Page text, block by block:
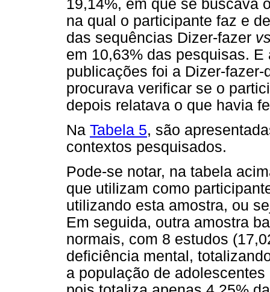
19,14%, em que se buscava
na qual o participante faz e
das sequências Dizer-fazer
em 10,63% das pesquisas.
publicações foi a Dizer-
procurava verificar se o
depois relatava o que havia
Na Tabela 5, são
contextos pesquisados.
Pode-se notar, na tabela
que utilizam como
utilizando esta amostra, ou
Em seguida, outra amostra
normais, com 8 estudos
deficiência mental,
a população de